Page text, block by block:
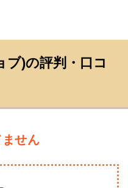
ブ)の評判・口コ
せん